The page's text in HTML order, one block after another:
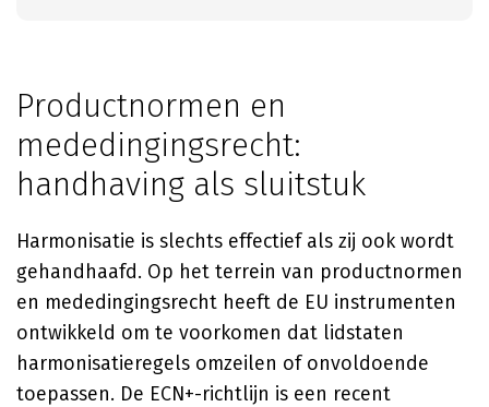
Productnormen en
mededingingsrecht:
handhaving als sluitstuk
Harmonisatie is slechts effectief als zij ook wordt
gehandhaafd. Op het terrein van productnormen
en mededingingsrecht heeft de EU instrumenten
ontwikkeld om te voorkomen dat lidstaten
harmonisatieregels omzeilen of onvoldoende
toepassen. De ECN+-richtlijn is een recent